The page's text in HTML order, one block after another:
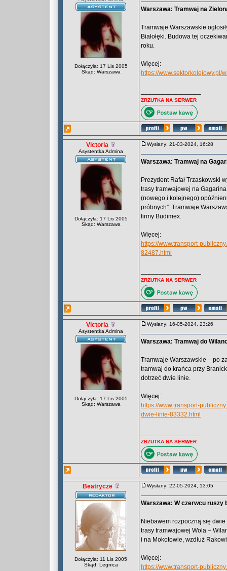
Dołączyła: 17 Lis 2005
Skąd: Warszawa
Warszawa: Tramwaj na
Tramwaje Warszawskie
Białołęki. Budowa tej
roku.
Więcej:
https://
ZRZUTKA NA SERWER
Victoria
Asystentka Admina
Dołączyła: 17 Lis 2005
Skąd: Warszawa
Wysłany: 21-03-2024, 16:28
Warszawa: Tramwaj na
Prezydent Rafał Trzaskowski
trasy tramwajowej na
(nowego i kolejnego)
próbnych”. Tramwaje
firmy Budimex.
Więcej:
https://www.transport-
82487.html
ZRZUTKA NA SERWER
Victoria
Asystentka Admina
Dołączyła: 17 Lis 2005
Skąd: Warszawa
Wysłany: 16-05-2024, 23:26
Warszawa: Tramwaj do
Tramwaje Warszawskie – po
tramwaj do krańca przy
dotrzeć dwie linie.
Więcej:
https://www.transport-
dwie-linie-83332.html
ZRZUTKA NA SERWER
Beatrycze
Dołączyła: 11 Lis 2005
Skąd: Legnica
Wysłany: 22-05-2024, 13:05
Warszawa: W czerwcu ruszy
Niebawem rozpoczną się
trasy tramwajowej Wola –
i na Mokotowie, wzdłuż
Więcej:
https://www.transport-